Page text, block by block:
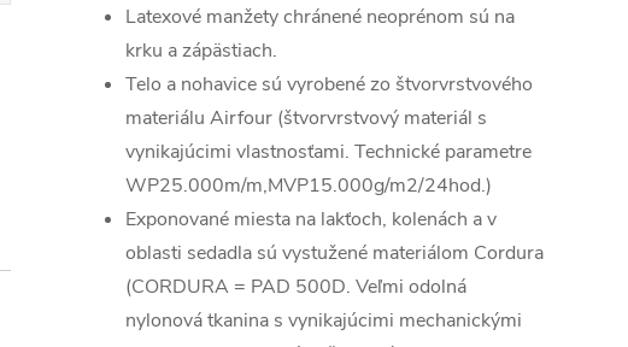
Latexové manžety chránené neoprénom sú na
krku a zápästiach.
Telo a nohavice sú vyrobené zo štvorvrstvového
materiálu Airfour (štvorvrstvový materiál s
vynikajúcimi vlastnosťami. Technické parametre
WP25.000m/m,MVP15.000g/m2/24hod.)
Exponované miesta na lakťoch, kolenách a v
oblasti sedadla sú vystužené materiálom Cordura
(CORDURA = PAD 500D. Veľmi odolná
nylonová tkanina s vynikajúcimi mechanickými